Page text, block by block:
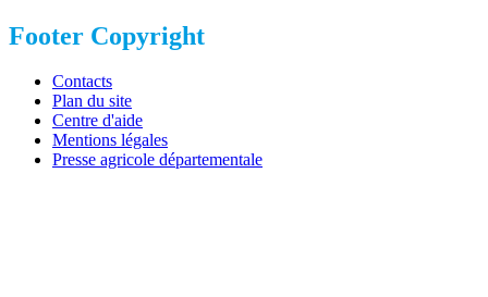
Footer Copyright
Contacts
Plan du site
Centre d'aide
Mentions légales
Presse agricole départementale